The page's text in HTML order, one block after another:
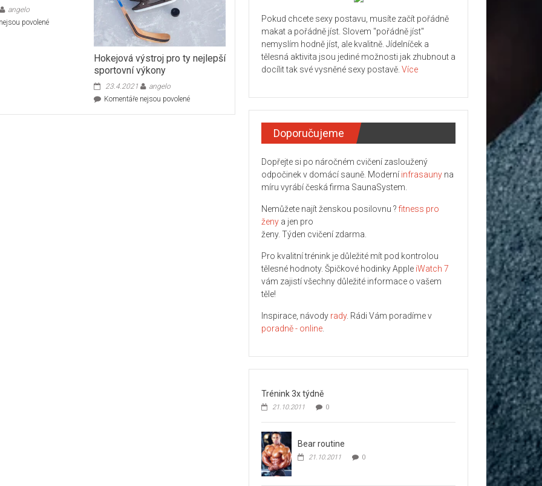
angelo
povolenéu
Hokejová výstroj pro ty nejlepší
sportovní výkony
23.4.2021
angelo
Komentáře nejsou povolenéu
Pokud chcete sexy postavu, musíte začít pořádně
makat a pořádně jíst. Slovem "pořádně jíst"
nemyslím hodně jíst, ale kvalitně. Jídelníček a
tělesná aktivita jsou jediné možnosti jak zhubnout a
docílit tak své vysněné sexy postavě. Více
Doporučujeme
Dopřejte si po náročném cvičení zasloužený
odpočinek v domácí sauně. Moderní infrasauny na
míru vyrábí česká firma SaunaSystem.
Nemůžete najít ženskou posilovnu ?fitness pro
ženy a jen pro
ženy. Týden cvičení zdarma.
Pro kvalitní trénink je důležité mít pod kontrolou
tělesné hodnoty. Špičkové hodinky Apple iWatch 7
vám zajistí všechny důležité informace o vašem
těle!
Inspirace, návody rady. Rádi Vám poradíme v
poradně - online
Trénink 3x týdně
21.10.2011 0
Bear routine
21.10.2011 0